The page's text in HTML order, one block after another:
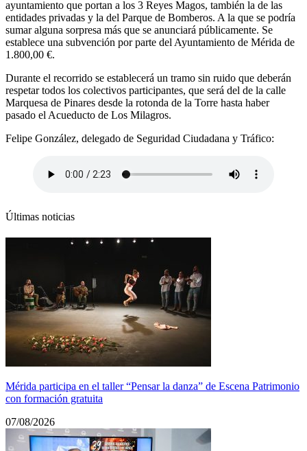
ayuntamiento que portan a los 3 Reyes Magos, también la de las
entidades privadas y la del Parque de Bomberos. A la que se podría
sumar alguna sorpresa más que se anunciará públicamente. Se
establece una subvención por parte del Ayuntamiento de Mérida de
1.800,00 €.
Durante el recorrido se establecerá un tramo sin ruido que deberán
respetar todos los colectivos participantes, que será del de la calle
Marquesa de Pinares desde la rotonda de la Torre hasta haber
pasado el Acueducto de Los Milagros.
Felipe González, delegado de Seguridad Ciudadana y Tráfico:
Últimas noticias
Mérida participa en el taller “Pensar la danza” de Escena Patrimonio
con formación gratuita
07/08/2026